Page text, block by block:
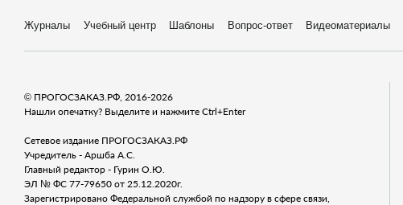
Журналы Учебный центр Шаблоны Вопрос-ответ Видеоматериалы
© ПРОГОСЗАКАЗ.РФ, 2016-2026
Нашли опечатку? Выделите и нажмите Ctrl+Enter
Сетевое издание ПРОГОСЗАКАЗ.РФ
Учредитель - Аршба А.С.
Главный редактор - Гурин О.Ю.
ЭЛ № ФС 77-79650 от 25.12.2020г.
Зарегистрировано Федеральной службой по надзору в сфере связи,